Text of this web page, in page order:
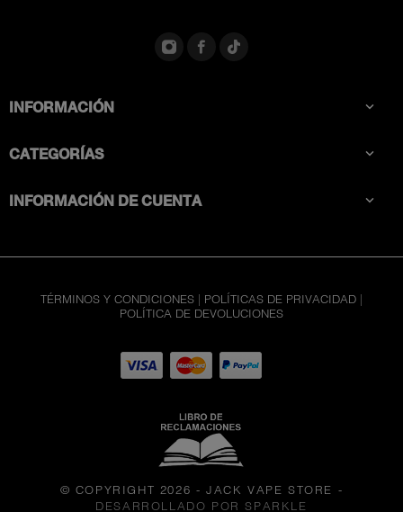
INFORMACIÓN 
CATEGORÍAS 
INFORMACIÓN DE CUENTA 
TÉRMINOS Y CONDICIONES | POLÍTICAS DE PRIVACIDAD |
POLÍTICA DE DEVOLUCIONES
© COPYRIGHT 2026 - JACK VAPE STORE -
DESARROLLADO POR SPARKLE